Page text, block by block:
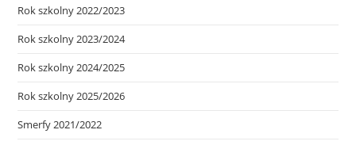
Rok szkolny 2022/2023
Rok szkolny 2023/2024
Rok szkolny 2024/2025
Rok szkolny 2025/2026
Smerfy 2021/2022